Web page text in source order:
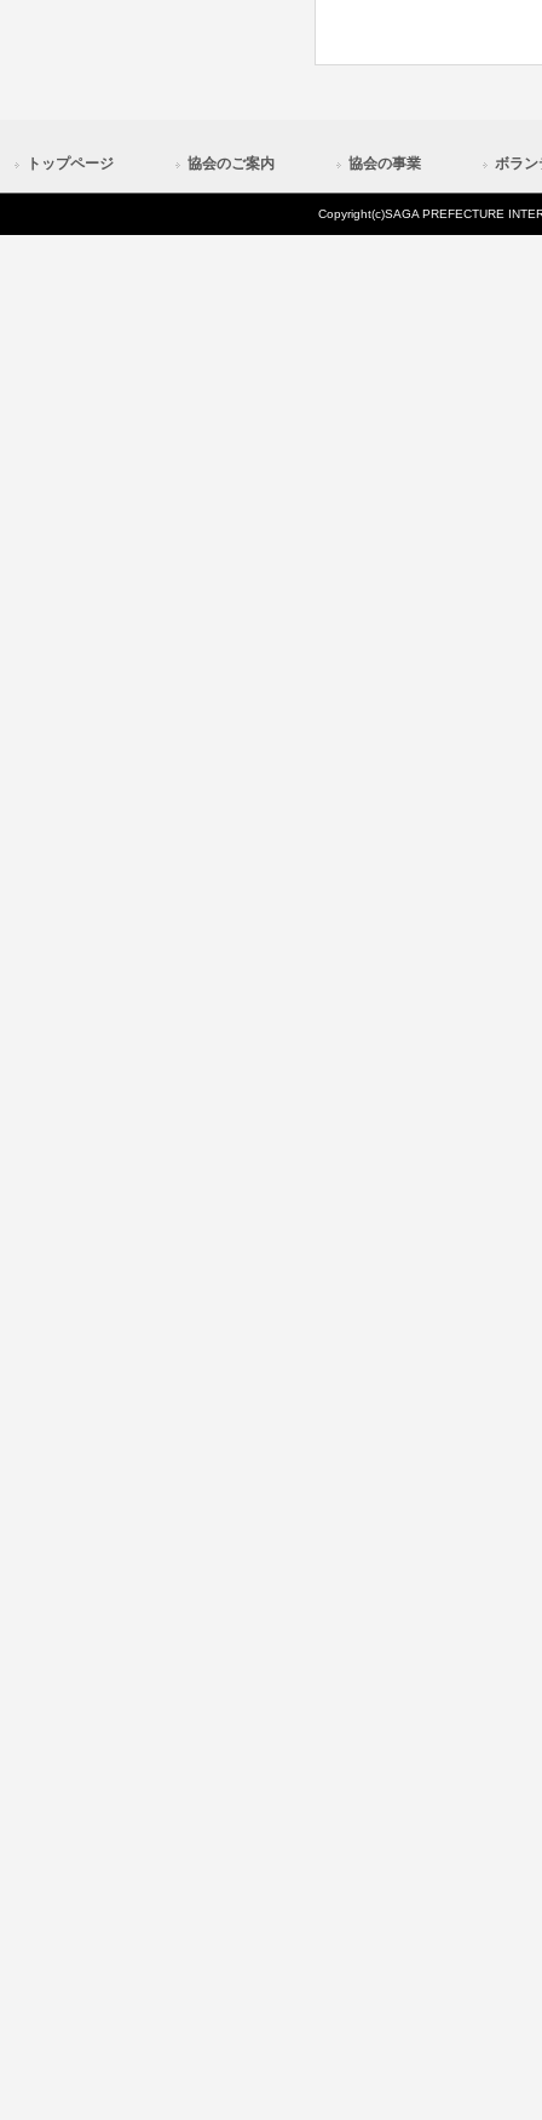
トップページ 協会のご案内 協会の事業 ボラン
Copyright(c)SAGA PREFECTURE